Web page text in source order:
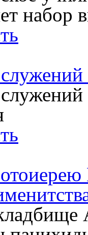
набор